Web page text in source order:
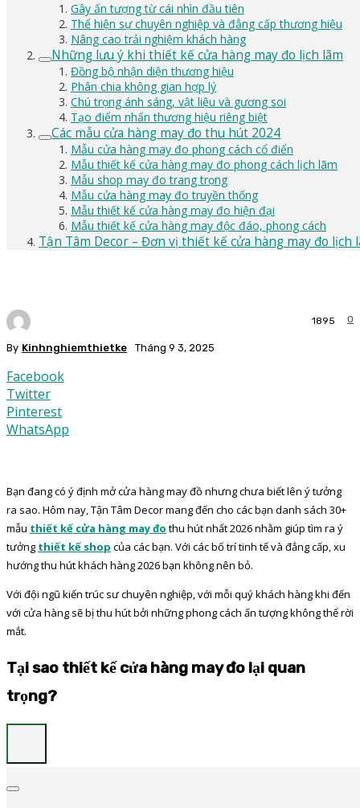
Gây ấn tượng từ cái nhìn đầu tiên
Thể hiện sự chuyên nghiệp và đẳng cấp thương hiệu
Nâng cao trải nghiệm khách hàng
Những lưu ý khi thiết kế cửa hàng may đo lịch lãm
Đồng bộ nhận diện thương hiệu
Phân chia không gian hợp lý
Chú trọng ánh sáng, vật liệu và gương soi
Tạo điểm nhấn thương hiệu riêng biệt
Các mẫu cửa hàng may đo thu hút 2024
Mẫu cửa hàng may đo phong cách cổ điển
Mẫu thiết kế cửa hàng may đo phong cách lịch lãm
Mẫu shop may đo trang trọng
Mẫu cửa hàng may đo truyền thống
Mẫu thiết kế cửa hàng may đo hiện đại
Mẫu thiết kế cửa hàng may độc đáo, phong cách
Tận Tâm Decor – Đơn vị thiết kế cửa hàng may đo lịch
By Kinhnghiemthietke Tháng 9 3, 2025
0
1895
Facebook
Twitter
Pinterest
WhatsApp
Bạn đang có ý định mở cửa hàng may đồ nhưng chưa biết lên ý tưởng
ra sao. Hôm nay, Tận Tâm Decor mang đến cho các bạn danh sách 30+
mẫu thiết kế cửa hàng may đo thu hút nhất 2026 nhằm giúp tìm ra ý
tưởng thiết kế shop của các bạn. Với các bố trí tinh tế và đẳng cấp, xu
hướng thu hút khách hàng 2026 bạn không nên bỏ.
Với đội ngũ kiến trúc sư chuyên nghiệp, với mỗi quý khách hàng khi đến
với cửa hàng sẽ bị thu hút bởi những phong cách ấn tượng không thể rời
mắt.
Tại sao thiết kế cửa hàng may đo lại quan
trọng?